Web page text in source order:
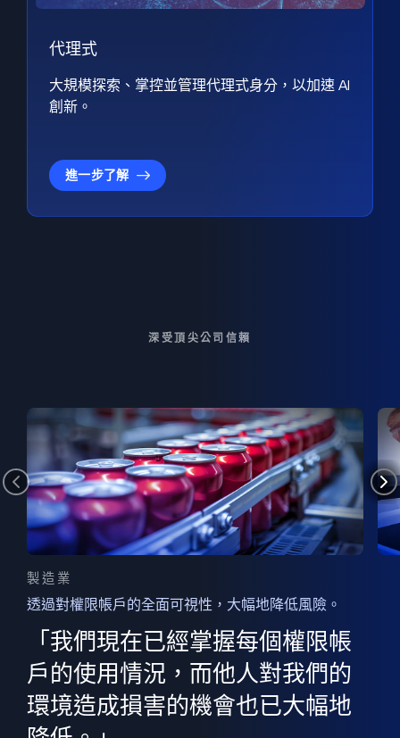
代理式
大規模探索、掌控並管理代理式身分，以加速 AI
創新。
進一步了解
深受頂尖公司信賴
製造業
透過對權限帳戶的全面可視性，大幅地降低風險。
「我們現在已經掌握每個權限帳
戶的使用情況，而他人對我們的
環境造成損害的機會也已大幅地